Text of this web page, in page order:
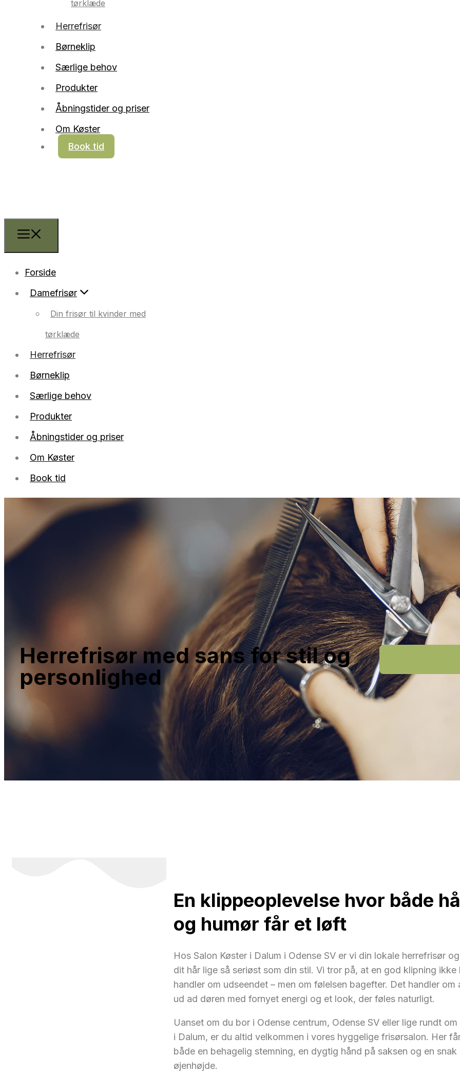
tørklæde
Herrefrisør
Børneklip
Særlige behov
Produkter
Åbningstider og priser
Om Køster
Book tid
Forside
Damefrisør
Din frisør til kvinder med
tørklæde
Herrefrisør
Børneklip
Særlige behov
Produkter
Åbningstider og priser
Om Køster
Book tid
Herrefrisør med sans for stil og
personlighed
En klippeoplevelse hvor både
og humør får et løft
Hos Salon Køster i Dalum i Odense SV er vi din lokale herrefrisør
dit hår lige så seriøst som din stil. Vi tror på, at en god klipning ikke
handler om udseendet – men om følelsen bagefter. Det handler om
ud ad døren med fornyet energi og et look, der føles naturligt.
Uanset om du bor i Odense centrum, Odense SV eller lige rundt
i Dalum, er du altid velkommen i vores hyggelige frisørsalon. Her
både en behagelig stemning, en dygtig hånd på saksen og en snak
øjenhøjde.